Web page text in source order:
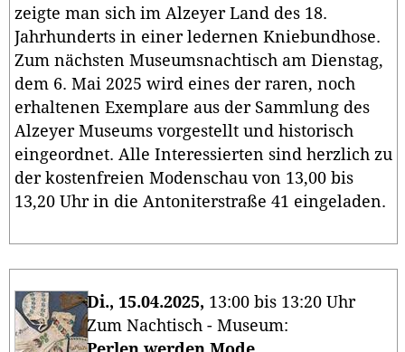
zeigte man sich im Alzeyer Land des 18.
Jahrhunderts in einer ledernen Kniebundhose.
Zum nächsten Museumsnachtisch am Dienstag,
dem 6. Mai 2025 wird eines der raren, noch
erhaltenen Exemplare aus der Sammlung des
Alzeyer Museums vorgestellt und historisch
eingeordnet. Alle Interessierten sind herzlich zu
der kostenfreien Modenschau von 13,00 bis
13,20 Uhr in die Antoniterstraße 41 eingeladen.
Di., 15.04.2025, 13:00 bis 13:20 Uhr
Zum Nachtisch - Museum: